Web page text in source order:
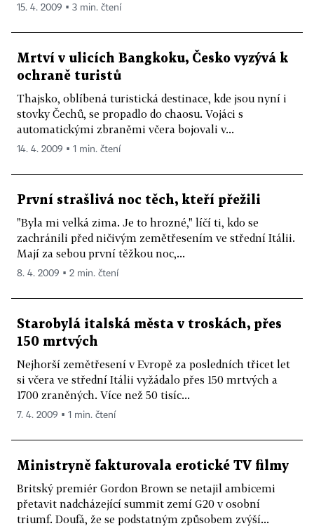
15. 4. 2009 ▪ 3 min. čtení
Mrtví v ulicích Bangkoku, Česko vyzývá k
ochraně turistů
Thajsko, oblíbená turistická destinace, kde jsou nyní i
stovky Čechů, se propadlo do chaosu. Vojáci s
automatickými zbraněmi včera bojovali v...
14. 4. 2009 ▪ 1 min. čtení
První strašlivá noc těch, kteří přežili
"Byla mi velká zima. Je to hrozné," líčí ti, kdo se
zachránili před ničivým zemětřesením ve střední Itálii.
Mají za sebou první těžkou noc,...
8. 4. 2009 ▪ 2 min. čtení
Starobylá italská města v troskách, přes
150 mrtvých
Nejhorší zemětřesení v Evropě za posledních třicet let
si včera ve střední Itálii vyžádalo přes 150 mrtvých a
1700 zraněných. Více než 50 tisíc...
7. 4. 2009 ▪ 1 min. čtení
Ministryně fakturovala erotické TV filmy
Britský premiér Gordon Brown se netajil ambicemi
přetavit nadcházející summit zemí G20 v osobní
triumf. Doufá, že se podstatným způsobem zvýší...